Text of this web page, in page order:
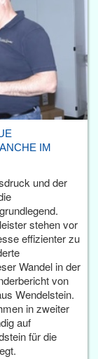
IM
und der
stehen vor
effizienter zu
Wandel in der
von
Wendelstein.
in zweiter
auf
für die